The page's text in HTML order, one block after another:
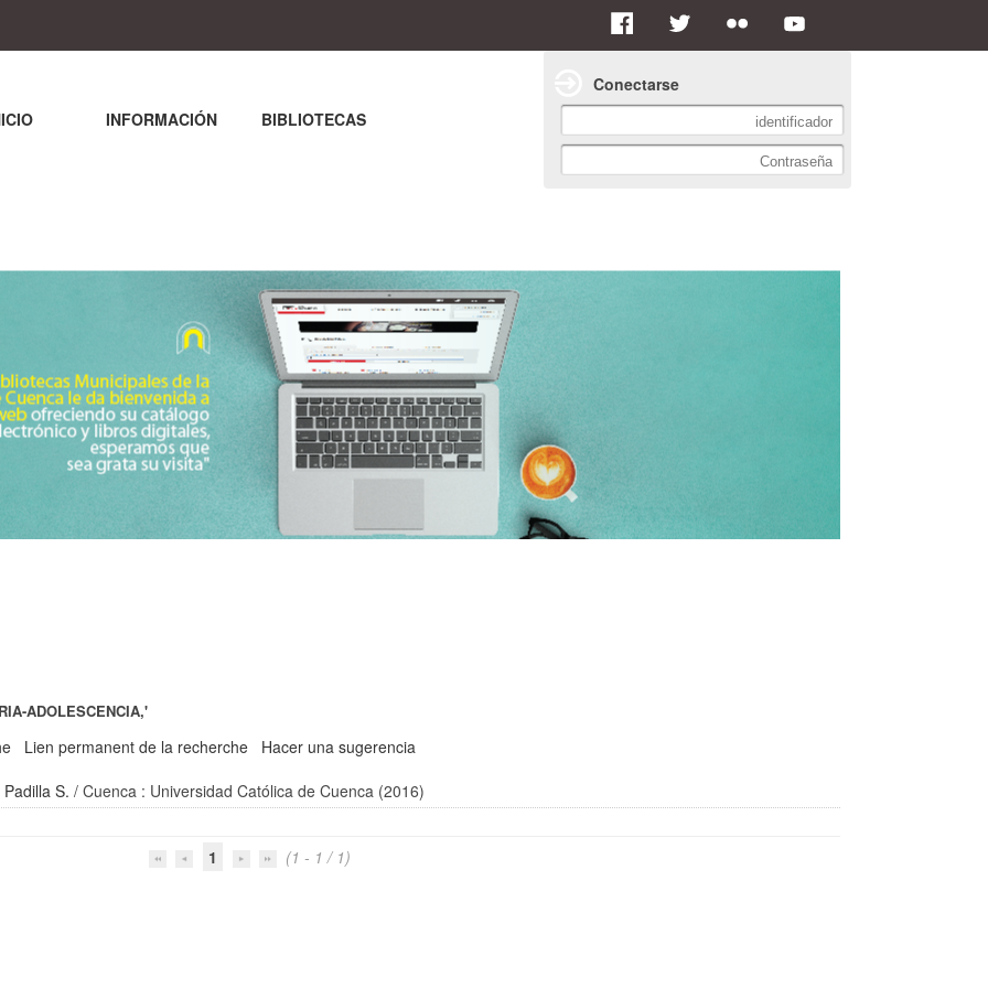
ADOLESCENCIA,'
Lien permanent de la recherche
Hacer una sugerencia
S. / Cuenca : Universidad Católica de Cuenca (2016)
1 (1 - 1 / 1)
INFORMACIÓN BIBLIOTECAS
Conectarse